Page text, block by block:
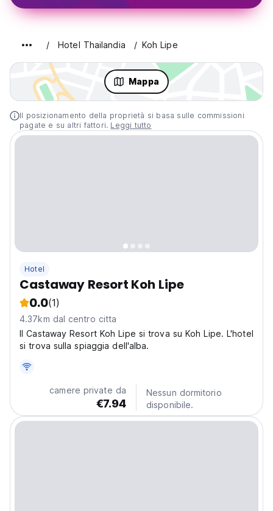
Hotel Thailandia Koh Lipe
Mappa
Il posizionamento della proprietà si basa sulle commissioni
pagate e su altri fattori. Leggi tutto
Hotel
Castaway Resort Koh Lipe
0.0(1)
4.37km dal centro citta
Il Castaway Resort Koh Lipe si trova su Koh Lipe. L'hotel
si trova sulla spiaggia dell'alba.
camere private da
€7.94
Nessun dormitorio
disponibile.